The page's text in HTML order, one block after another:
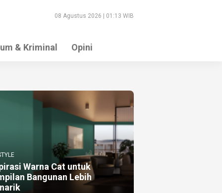
08 Agustus 2026 | 01:13 WIB
& Kriminal Opini
Warna Cat untuk
Bangunan Lebih